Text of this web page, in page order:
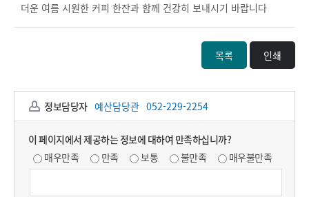
더운 여름 시원한 커피 한잔과 함께 건강히 보내시기 바랍니다
목록 인쇄
정보담당자 예산담당관 052-229-2254
이 페이지에서 제공하는 정보에 대하여 만족하십니까?
매우만족
만족 보통 불만족 매우불만족